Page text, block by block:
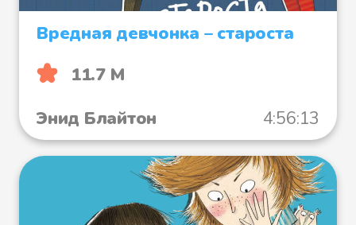
Вредная девчонка – староста
11.7 М
Энид Блайтон
4:56:13